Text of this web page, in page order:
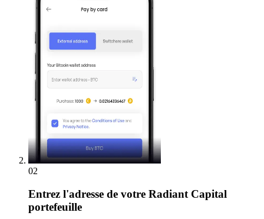
02
Entrez l'adresse de votre Radiant Capital
portefeuille